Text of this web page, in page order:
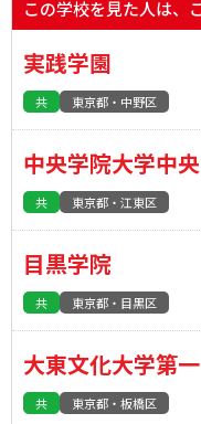
この学校を見た人は、
実践学園
共 東京都・中野区
中央学院大学中央
共 東京都・江東区
目黒学院
共 東京都・目黒区
大東文化大学第一
共 東京都・板橋区